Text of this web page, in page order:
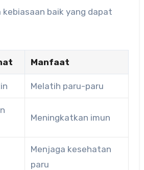
baik yang dapat
Manfaat
Melatih paru-paru
Meningkatkan imun
Menjaga kesehatan
paru